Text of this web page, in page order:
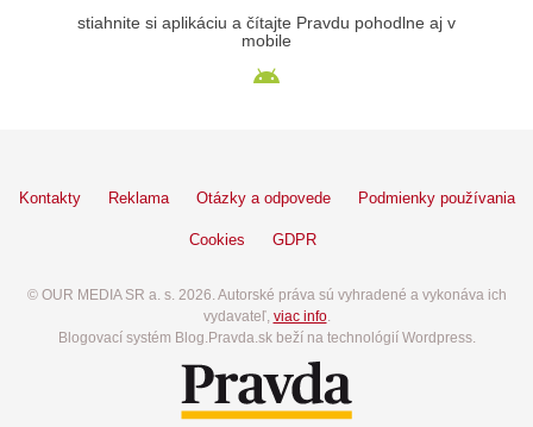
stiahnite si aplikáciu a čítajte Pravdu pohodlne aj v
mobile
Kontakty Reklama Otázky a odpovede Podmienky používania
Cookies GDPR
© OUR MEDIA SR a. s. 2026. Autorské práva sú vyhradené a vykonáva ich
vydavateľ, viac info.
Blogovací systém Blog.Pravda.sk beží na technológií Wordpress.